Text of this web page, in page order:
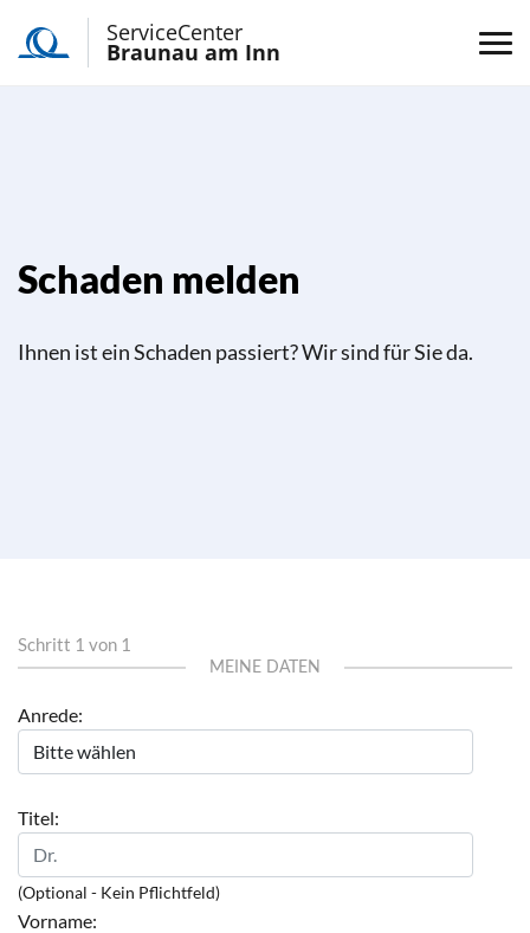
ServiceCenter
Braunau am Inn
Schaden melden
Ihnen ist ein Schaden passiert? Wir sind für Sie da.
Schritt 1 von 1
MEINE DATEN
Anrede:
Titel:
(Optional - Kein Pflichtfeld)
Vorname: